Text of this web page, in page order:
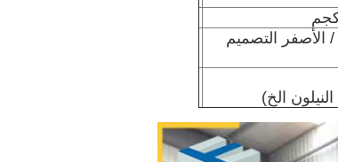
الأصفر التصميم
الخ)